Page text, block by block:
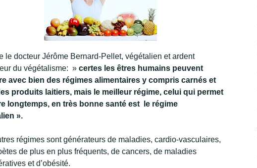
le docteur Jérôme Bernard-Pellet, végétalien et ardent
du végétalisme: » certes les êtres humains peuvent
avec bien des régimes alimentaires y compris carnés et
produits laitiers, mais le meilleur régime, celui qui permet
longtemps, en très bonne santé est le régime
».
régimes sont générateurs de maladies, cardio-vasculaires,
de plus en plus fréquents, de cancers, de maladies
et d’obésité.